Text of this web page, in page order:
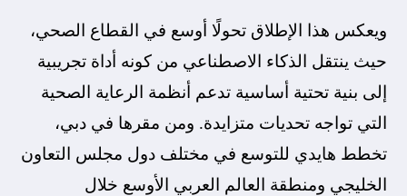
ويعكس هذا الإطلاق تحولًا أوسع في القطاع الصحي،
حيث ينتقل الذكاء الاصطناعي من كونه أداة تجريبية
إلى بنية تحتية أساسية تدعم أنظمة الرعاية الصحية
التي تواجه تحديات متزايدة. ومن مقرها في دبي،
تخطط هايدي للتوسع في مختلف دول مجلس التعاون
الخليجي ومنطقة العالم العربي الأوسع خلال